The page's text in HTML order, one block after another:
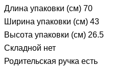
Длина упаковки (см) 70
Ширина упаковки (см) 43
Высота упаковки (см) 26.5
Складной нет
Родительская ручка есть